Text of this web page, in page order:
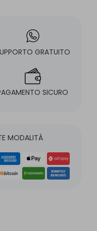
GRATUITO
SICURO
MODALITÀ